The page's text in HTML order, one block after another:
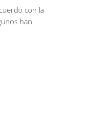
con la
han